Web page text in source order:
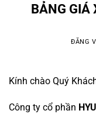
BẢNG GIÁ
ĐĂNG
Kính chào Quý
Công ty cổ phần